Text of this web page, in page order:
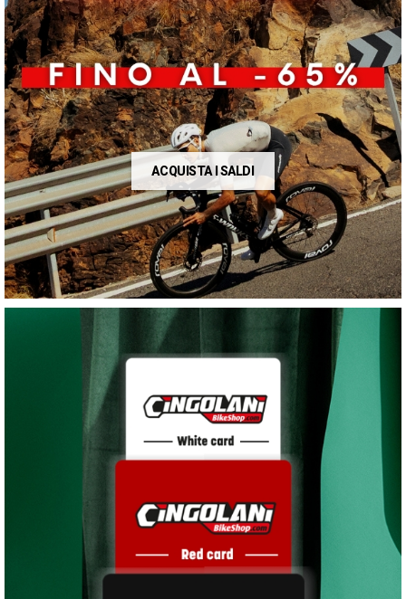
ACQUISTA I SALDI